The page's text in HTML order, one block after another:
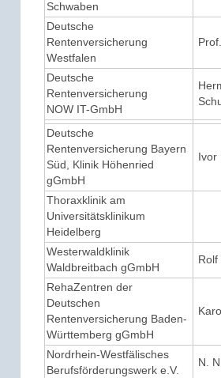
Schwaben
Deutsche
Rentenversicherung
Westfalen
Deutsche
Rentenversicherung
NOW IT-GmbH
Deutsche
Rentenversicherung Bayern
Süd, Klinik Höhenried
gGmbH
Ivor
Thoraxklinik am
Universitätsklinikum
Heidelberg
Westerwaldklinik
Waldbreitbach gGmbH
RehaZentren der
Deutschen
Rentenversicherung Baden-
Württemberg gGmbH
Nordrhein-Westfälisches
Berufsförderungswerk e.V.
N.